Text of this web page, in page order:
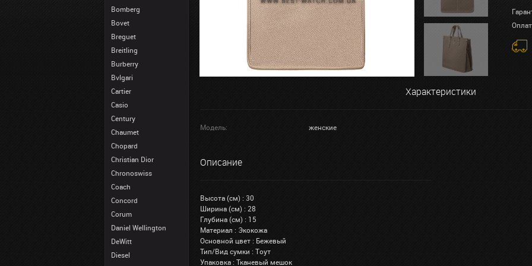
Bomberg
Bovet
Breguet
Breitling
Burberry
Bvlgari
Cartier
Casio
Century
Chaumet
Chopard
Christian Dior
Chronoswiss
Coach
Concord
Corum
Daniel Wellington
DeWitt
Diesel
Характеристики
Модель: женские
Описание
Высота (см) : 30
Ширина (см) : 28
Глубина (см) : 15
Материал : Экокожа
Основной цвет : Бежевый
Тип/Вид сумки : Тоут
Упаковка : Тканевый мешок